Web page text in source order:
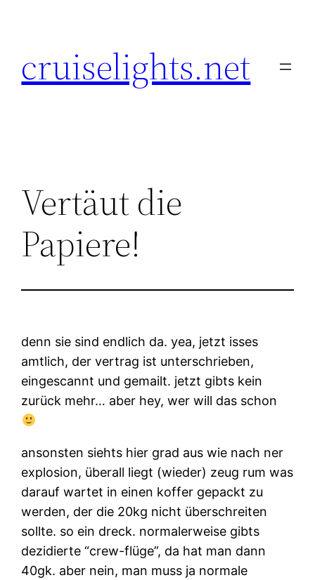
cruiselights.net
Vertäut die
Papiere!
denn sie sind endlich da. yea, jetzt isses
amtlich, der vertrag ist unterschrieben,
eingescannt und gemailt. jetzt gibts kein
zurück mehr… aber hey, wer will das schon
ansonsten siehts hier grad aus wie nach ner
explosion, überall liegt (wieder) zeug rum was
darauf wartet in einen koffer gepackt zu
werden, der die 20kg nicht überschreiten
sollte. so ein dreck. normalerweise gibts
dezidierte “crew-flüge”, da hat man dann
40gk. aber nein, man muss ja normale